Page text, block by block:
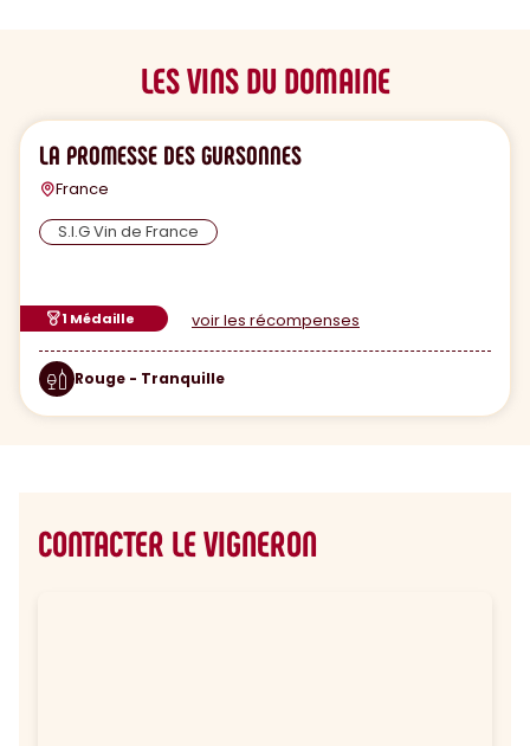
LES VINS DU DOMAINE
LA PROMESSE DES GURSONNES
France
S.I.G Vin de France
1 Médaille voir les récompenses
Rouge - Tranquille
CONTACTER LE VIGNERON